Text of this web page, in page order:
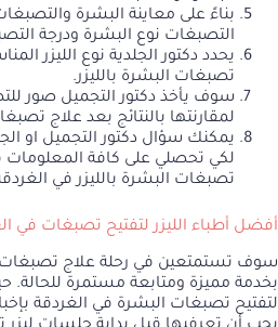
بناءً على معاينة البشرة
التصبغات نوع البشرة ودرجة
يحدد دكتور الجلدية نوع الليزر
تصبغات البشرة بالليزر.
سوف يأخذ دكتور التجميل صور
لمقارنتها بالنتائج بعد علاج
يمكنك سؤال دكتور التجميل او
لكي تحصلي على كافة المعلومات
تصبغات البشرة بالليزر في
أفضل أطباء الليزر لتفتيح تصبغات في
سوف تستمتعين في رحلة علاج تصبغات
بخدمة مميزة ومتابعة مستمرة للحالة.
لتفتيح تصبغات البشرة في الغردقة